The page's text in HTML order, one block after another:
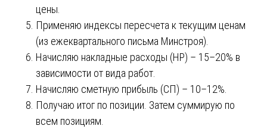
цены.
Применяю индексы пересчета к текущим ценам
(из ежеквартального письма Минстроя).
Начисляю накладные расходы (НР) – 15–20% в
зависимости от вида работ.
Начисляю сметную прибыль (СП) – 10–12%.
Получаю итог по позиции. Затем суммирую по
всем позициям.